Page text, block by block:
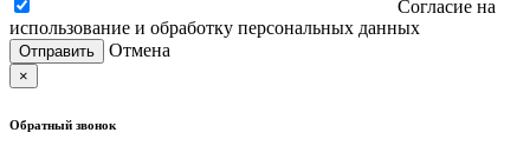
Согласие на
использование и обработку персональных данных
Отмена
×
Обратный звонок